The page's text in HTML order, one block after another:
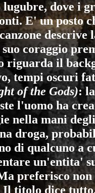
lugubre, dove i
E' un posto
descrive
coraggio
riguarda il
tempi oscuri
of the Gods):
l'uomo ha
nella mani
droga,
di qualcuno a
un'entita'
preferisco
Il titolo dice